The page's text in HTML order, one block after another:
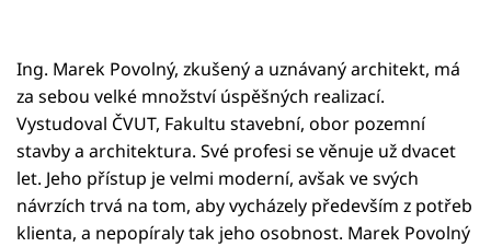
Ing. Marek Povolný, zkušený a uznávaný architekt, má
za sebou velké množství úspěšných realizací.
Vystudoval ČVUT, Fakultu stavební, obor pozemní
stavby a architektura. Své profesi se věnuje už dvacet
let. Jeho přístup je velmi moderní, avšak ve svých
návrzích trvá na tom, aby vycházely především z potřeb
klienta, a nepopíraly tak jeho osobnost. Marek Povolný